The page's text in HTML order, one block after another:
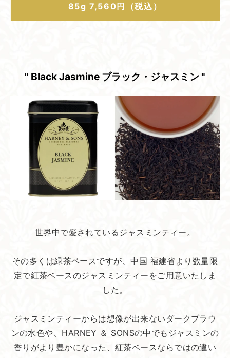
85g 7,560円（税込）
" Black Jasmine ブラック・​ジャスミン "
世界中で愛されているジャスミンティー。
その多くは緑茶ベースですが、中国 福建省より数量限
定で紅茶ベースのジャスミンティーをご用意いたしま
した。
ジャスミンティーからは想像が出来ないダークブラウ
ンの水色や、HARNEY ＆ SONSの中でもジャスミンの
香りがより豊かになった、紅茶ベースならではの違い